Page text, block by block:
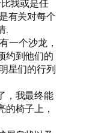
我或是任
有关对每个
.
一个沙龙，
约到他们的
星们的行列
，我最终能
椅子上，